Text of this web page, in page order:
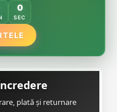
0
SEC
plată și returnare